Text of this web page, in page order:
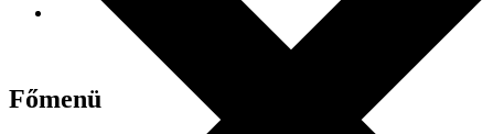
Főmenü